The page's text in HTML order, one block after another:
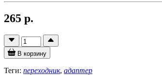
265 р.
В корзину
Теги: переходник, адаптер